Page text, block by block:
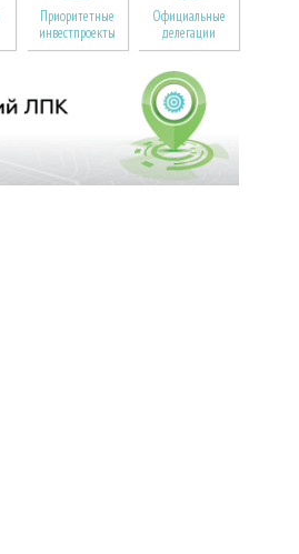
Приоритетные
инвестпроекты
Официальные
делегации